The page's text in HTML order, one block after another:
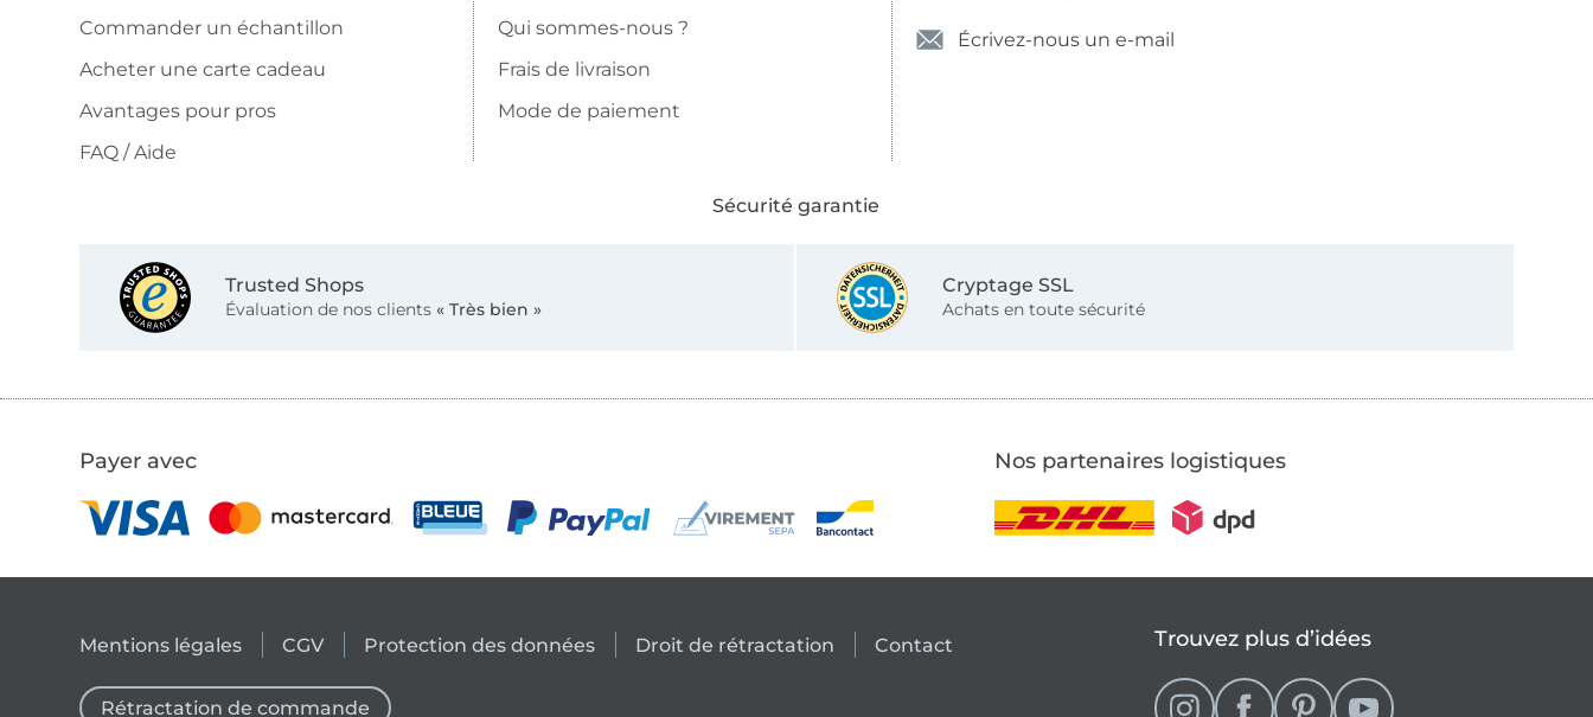
Commander un échantillon
Acheter une carte cadeau
Avantages pour pros
FAQ / Aide
Qui sommes-nous ?
Frais de livraison
Mode de paiement
Écrivez-nous un e-mail
Sécurité garantie
Trusted Shops
Évaluation de nos clients « Très bien »
Cryptage SSL
Achats en toute sécurité
Payer avec Nos partenaires logistiques
Mentions légales CGV Protection des données Droit de rétractation Contact
Rétractation de commande
Trouvez plus d’idées